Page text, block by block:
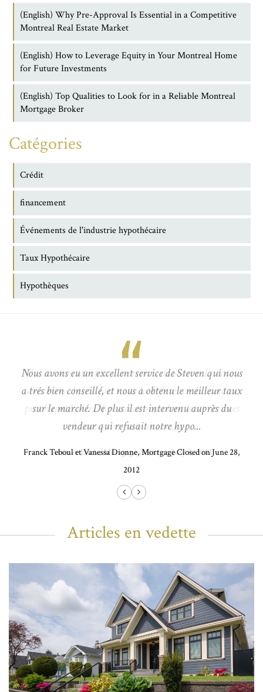
(English) Why Pre-Approval Is Essential in a Competitive
Montreal Real Estate Market
(English) How to Leverage Equity in Your Montreal Home
for Future Investments
(English) Top Qualities to Look for in a Reliable Montreal
Mortgage Broker
Catégories
Crédit
financement
Événements de l'industrie hypothécaire
Taux Hypothécaire
Hypothèques
Nous avons eu un excellent service de Steven qui nous
a trés bien conseillé, et nous a obtenu le meilleur taux
sur le marché. De plus il est intervenu auprès du
vendeur qui refusait notre hypo...
Franck Teboul et Vanessa Dionne, Mortgage Closed on June 28,
2012
Articles en vedette